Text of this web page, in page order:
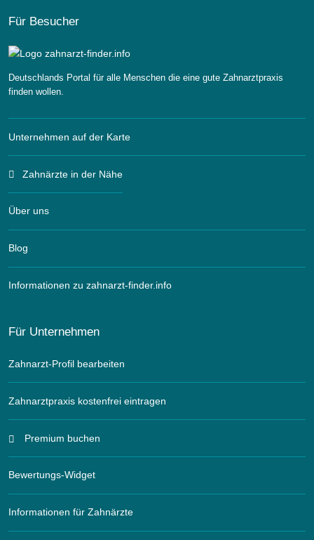
Für Besucher
Deutschlands Portal für alle Menschen die eine gute Zahnarztpraxis
finden wollen.
Unternehmen auf der Karte
Zahnärzte in der Nähe
Über uns
Blog
Informationen zu zahnarzt-finder.info
Für Unternehmen
Zahnarzt-Profil bearbeiten
Zahnarztpraxis kostenfrei eintragen
Premium buchen
Bewertungs-Widget
Informationen für Zahnärzte